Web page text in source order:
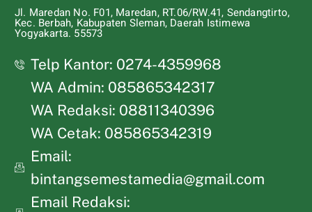
Jl. Maredan No. F01, Maredan, RT.06/RW.41, Sendangtirto,
Kec. Berbah, Kabupaten Sleman, Daerah Istimewa
Yogyakarta. 55573
Telp Kantor: 0274-4359968
WA Admin: 085865342317
WA Redaksi: 08811340396
WA Cetak: 085865342319
Email:
bintangsemestamedia@gmail.com
Email Redaksi: